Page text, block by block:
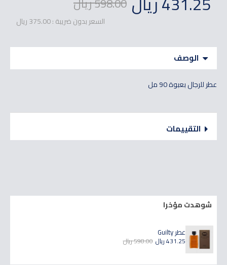
السعر بدون ضريبة : 375.00 ريال
الوصف
عطر للرجال بعبوة 90 مل
التقييمات
شوهدت مؤخرا
عطر Guilty
431.25 ريال 598.00 ريال